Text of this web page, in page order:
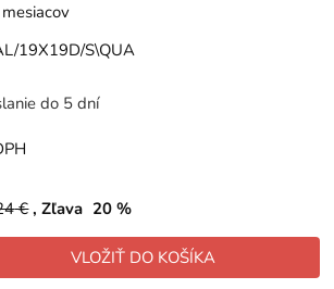
19X19D/S\QUA
do 5 dní
€ Zľava 20 %